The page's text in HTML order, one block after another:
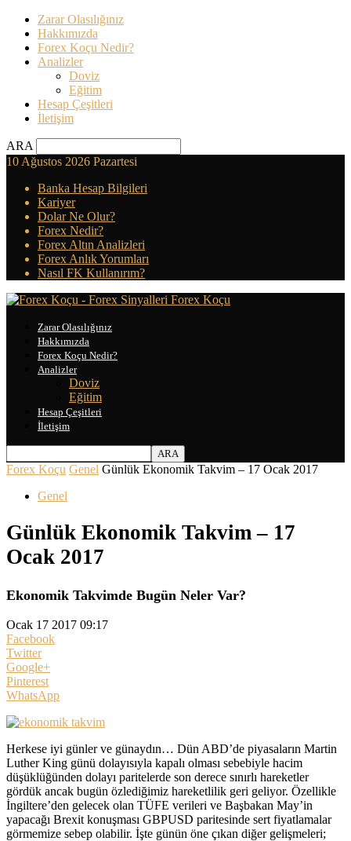
Zarar Olasılığınız
Hakkımızda
Forex Koçu Nedir?
Analizler
Doviz
Eğitim
Hesap Çeşitleri
İletişim
ARA
10 Ağustos 2026 Pazartesi
Banka Hesap Bilgileri
Kariyer
Dolar Ne Olur?
Forex Nedir?
Forex Altın Analizleri
Forex Anlık Yorumları
Nasıl FK Kullanırım?
Forex Koçu
Zarar Olasılığınız
Hakkımızda
Forex Koçu Nedir?
Analizler
Doviz
Eğitim
Hesap Çeşitleri
İletişim
Forex Koçu Genel Günlük Ekonomik Takvim – 17 Ocak 2017
Genel
Günlük Ekonomik Takvim – 17
Ocak 2017
Ekonomik Takvimde Bugün Neler Var?
Ocak 17 2017 09:17
Facebook
Twitter
Google+
Pinterest
WhatsApp
Herkese iyi günler ve günaydın… Dün ABD’de piyasaların Martin
Luther King günü dolayısıyla kapalı olması sebebiyle hacim
düşüklüğünden dolayı paritelerde son derece sınırlı hareketler
gördük ancak bugün özlediğimiz hareketlilik geri geliyor. Özellikle
İngiltere’den gelecek olan TÜFE verileri ve Başbakan May’in
yapacağı Brexit konuşması GBPUSD paritesinde sert fiyatlamalar
görmemize sebep olabilir. İşte günün öne çıkan diğer gelişmeleri;